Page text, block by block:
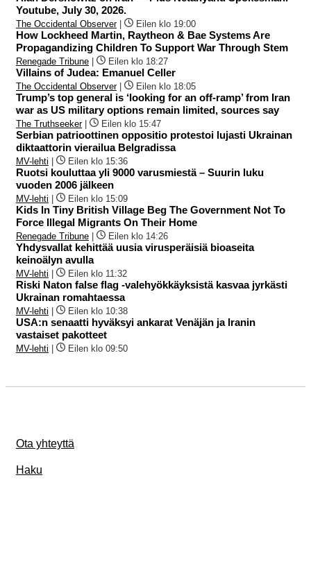
Youtube, July 30, 2026.
The Occidental Observer| Eilen klo 19:00
How Lockheed Martin, Raytheon & Bae Systems Are
Propagandizing Children To Support War Through Stem
Renegade Tribune | Eilen klo 18:27
Villains of Judea: Emanuel Celler
The Occidental Observer| Eilen klo 18:05
Trump’s top general is ‘looking for an off-ramp’ from Iran
war as US military options remain limited, sources say
The Truthseeker| Eilen klo 15:47
Serbian patrioottinen oppositio protestoi lujasti Ukrainan
diktaattorin vierailua Belgradissa
MV-lehti | Eilen klo 15:36
Ruotsi kouluttaa yli 9000 varusmiestä – Suurin luku
vuoden 2006 jälkeen
MV-lehti | Eilen klo 15:09
Kids In Tiny British Village Beg The Government Not To
Force Illegal Migrants On Their Home
Renegade Tribune | Eilen klo 14:26
Yhdysvallat kehittää uusia virusperäisiä bioaseita
keinoälyn avulla
MV-lehti | Eilen klo 11:32
Riski Naton false flag -valehyökkäyksistä kasvaa jyrkästi
Ukrainan romahtaessa
MV-lehti | Eilen klo 10:38
USA:n senaatti hyväksyi ankarat Venäjän ja Iranin
vastaiset pakotteet
MV-lehti | Eilen klo 09:50
Ota yhteyttä
Haku